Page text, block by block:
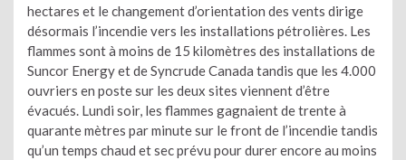
hectares et le changement d’orientation des vents dirige
désormais l’incendie vers les installations pétrolières. Les
flammes sont à moins de 15 kilomètres des installations de
Suncor Energy et de Syncrude Canada tandis que les 4.000
ouvriers en poste sur les deux sites viennent d’être
évacués. Lundi soir, les flammes gagnaient de trente à
quarante mètres par minute sur le front de l’incendie tandis
qu’un temps chaud et sec prévu pour durer encore au moins